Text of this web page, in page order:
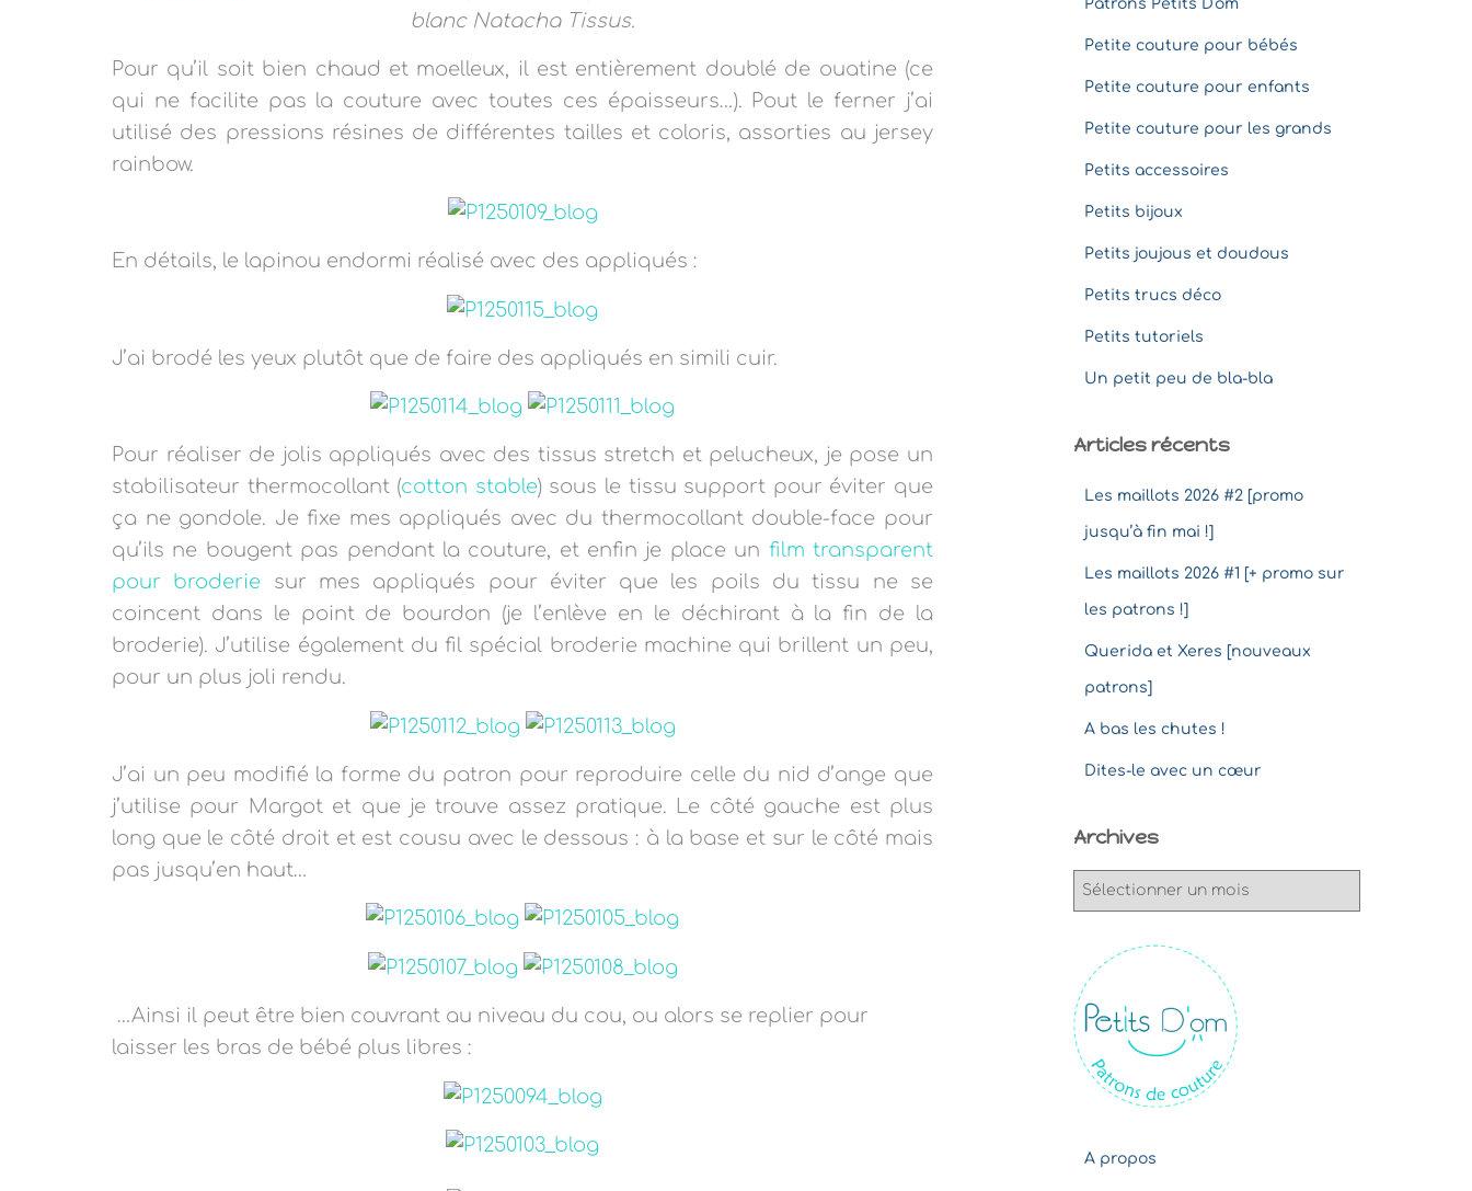
blanc Natacha Tissus.
Pour qu’il soit bien chaud et moelleux, il est entièrement doublé de ouatine (ce
qui ne facilite pas la couture avec toutes ces épaisseurs…). Pout le ferner j’ai
utilisé des pressions résines de différentes tailles et coloris, assorties au jersey
rainbow.
En détails, le lapinou endormi réalisé avec des appliqués :
J’ai brodé les yeux plutôt que de faire des appliqués en simili cuir.
Pour réaliser de jolis appliqués avec des tissus stretch et pelucheux, je pose un
stabilisateur thermocollant (cotton stable) sous le tissu support pour éviter que
ça ne gondole. Je fixe mes appliqués avec du thermocollant double-face pour
qu’ils ne bougent pas pendant la couture, et enfin je place un film transparent
pour broderie sur mes appliqués pour éviter que les poils du tissu ne se
coincent dans le point de bourdon (je l’enlève en le déchirant à la fin de la
broderie). J’utilise également du fil spécial broderie machine qui brillent un peu,
pour un plus joli rendu.
J’ai un peu modifié la forme du patron pour reproduire celle du nid d’ange que
j’utilise pour Margot et que je trouve assez pratique. Le côté gauche est plus
long que le côté droit et est cousu avec le dessous : à la base et sur le côté mais
pas jusqu’en haut…
…Ainsi il peut être bien couvrant au niveau du cou, ou alors se replier pour
laisser les bras de bébé plus libres :
Patrons Petits D'om
Petite couture pour bébés
Petite couture pour enfants
Petite couture pour les grands
Petits accessoires
Petits bijoux
Petits joujous et doudous
Petits trucs déco
Petits tutoriels
Un petit peu de bla-bla
Articles récents
Les maillots 2026 #2 [promo
jusqu’à fin mai !]
Les maillots 2026 #1 [+ promo sur
les patrons !]
Querida et Xeres [nouveaux
patrons]
A bas les chutes !
Dites-le avec un cœur
Archives
v
e
s
A propos